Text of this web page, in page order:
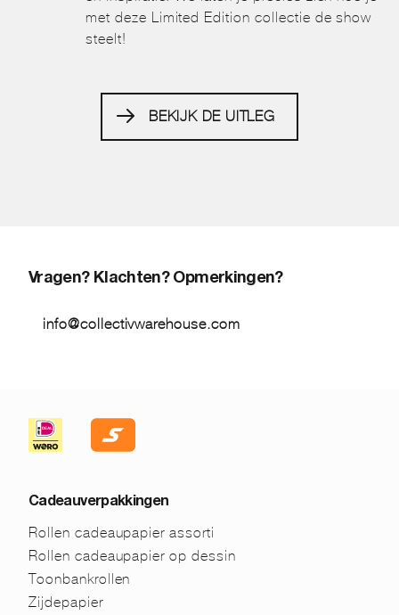
met deze Limited Edition collectie de show
steelt!
BEKIJK DE UITLEG
Vragen? Klachten? Opmerkingen?
info@collectivwarehouse.com
Cadeauverpakkingen
Rollen cadeaupapier assorti
Rollen cadeaupapier op dessin
Toonbankrollen
Zijdepapier